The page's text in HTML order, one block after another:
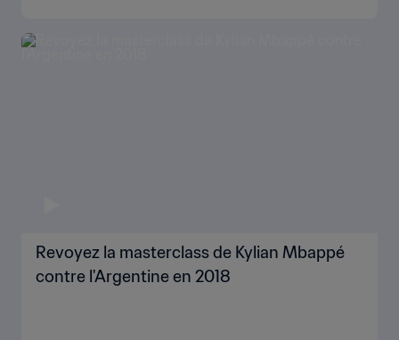
Revoyez la masterclass de Kylian Mbappé
contre l'Argentine en 2018